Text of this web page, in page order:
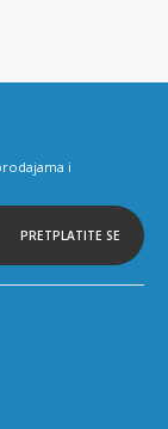
i
PRETPLATITE SE